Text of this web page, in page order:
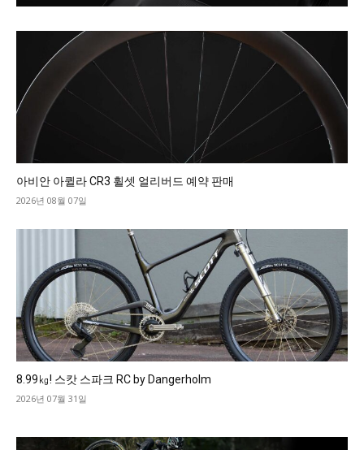
아비안 아퀼라 CR3 휠셋 얼리버드 예약 판매
2026년 08월 07일
8.99㎏! 스캇 스파크 RC by Dangerholm
2026년 07월 31일